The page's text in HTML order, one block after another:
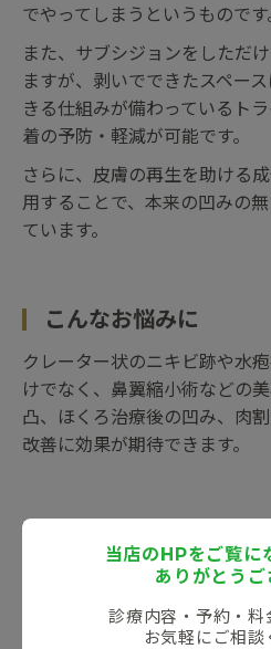
でやってしまうというものです
また、サブシジョンをしただ
ますが、剥いでできたスペー
きる仕組みが備わっているト
着の予防・軽減が可能です。
さらに、皮膚の再生を助ける
用することで、本来の凹みの
ています。
こんなお悩みに
クレーター状のニキビ跡や水
けでなく、鼻翼縮小術などの
凸、ほくろ治療後の凹み、肉
改善に効果が期待できます。
シロノJクリニックは、関西圏
ルプロを取り入れたクリニッ
ーカーMCURE社より、ドク
当店のHPをご覧に
ありがとうご
診療内容・予約・料
お気軽にご相談